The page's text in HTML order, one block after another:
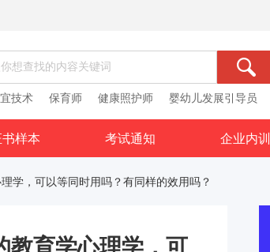
技术 保育师 健康照护师 婴幼儿发展引导员
样本 考试通知 企业内训
学，可以等同时用吗？有同样的效用吗？
教育学心理学，可